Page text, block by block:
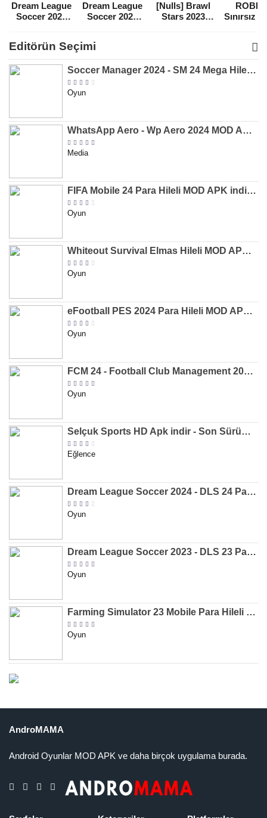
Dream League
Soccer 2021
[v8.31]
Dream League
Soccer 2022
[Nulls] Brawl
Stars 2023
Sınırsız
Editörün Seçimi
Soccer Manager 2024 - SM 24 Mega Hileli MOD APK indir [v3.0.0]
Oyun
WhatsApp Aero - Wp Aero 2024 MOD APK indir [v10.0.2]
Media
FIFA Mobile 24 Para Hileli MOD APK indir [v20.1.02]
Oyun
Whiteout Survival Elmas Hileli MOD APK indir [v1.13.1]
Oyun
eFootball PES 2024 Para Hileli MOD APK indir [v8.2.0]
Oyun
FCM 24 - Football Club Management 2024 Para Hileli MOD APK indir [v1.0.4]
Oyun
Selçuk Sports HD Apk indir - Son Sürüm 2024 [2.0.1.9]
Eğlence
Dream League Soccer 2024 - DLS 24 Para Hileli MOD APK indir [v11.050]
Oyun
Dream League Soccer 2023 - DLS 23 Para Hileli MOD APK [v11.020]
Oyun
Farming Simulator 23 Mobile Para Hileli MOD APK indir [v0.0.0.8]
Oyun
AndroMAMA
Android Oyunlar MOD APK ve daha birçok uygulama burada.